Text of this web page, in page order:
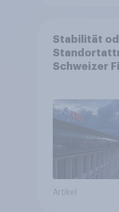
Stabilität
Schweizer
von
Artikel